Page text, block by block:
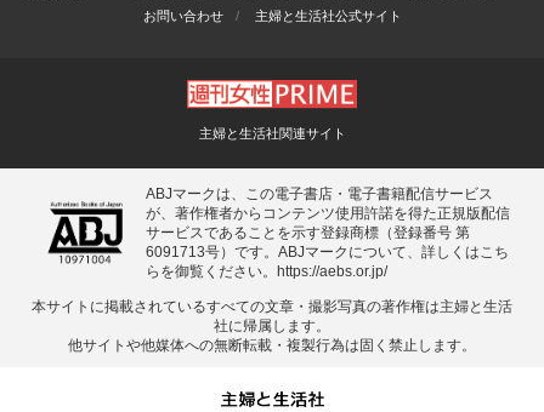
お問い合わせ
主婦と生活社公式サイト
主婦と生活社関連サイト
ABJマークは、この電子書店・電子書籍配信サービス
が、著作権者からコンテンツ使用許諾を得た正規版配信
サービスであることを示す登録商標（登録番号 第
6091713号）です。ABJマークについて、詳しくはこち
らを御覧ください。
https://aebs.or.jp/
本サイトに掲載されているすべての⽂章・撮影写真の著作権は主婦と⽣活
社に帰属します。
他サイトや他媒体への無断転載・複製⾏為は固く禁⽌します。